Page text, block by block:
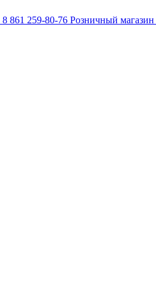
8 861 259-80-76 Розничный магазин